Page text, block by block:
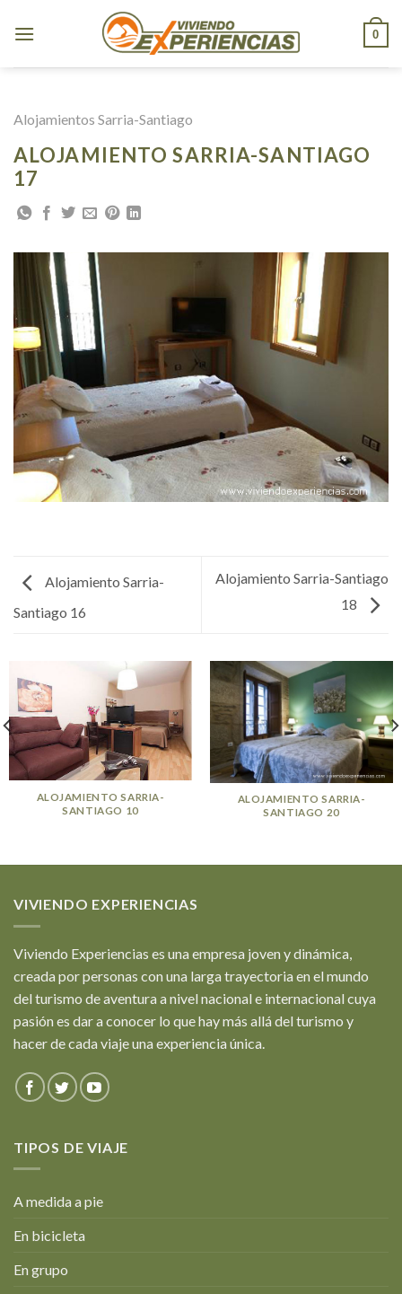
0
Alojamientos Sarria-Santiago
ALOJAMIENTO SARRIA-SANTIAGO
17
Alojamiento Sarria-
Santiago 16
Alojamiento Sarria-Santiago
18
ALOJAMIENTO SARRIA-
SANTIAGO 10
ALOJAMIENTO SARRIA-
SANTIAGO 20
VIVIENDO EXPERIENCIAS
Viviendo Experiencias es una empresa joven y dinámica,
creada por personas con una larga trayectoria en el mundo
del turismo de aventura a nivel nacional e internacional cuya
pasión es dar a conocer lo que hay más allá del turismo y
hacer de cada viaje una experiencia única.
TIPOS DE VIAJE
A medida a pie
En bicicleta
En grupo